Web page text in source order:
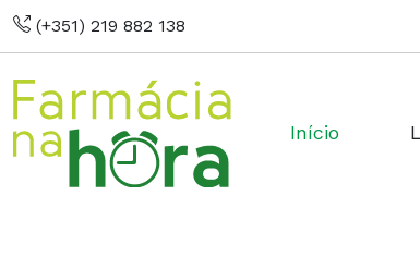
(+351) 219 882 138
Início